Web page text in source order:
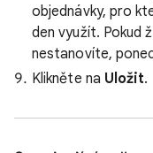
objednávky, pro
den využít. Pokud
nestanovíte,
Klikněte na Uložit.